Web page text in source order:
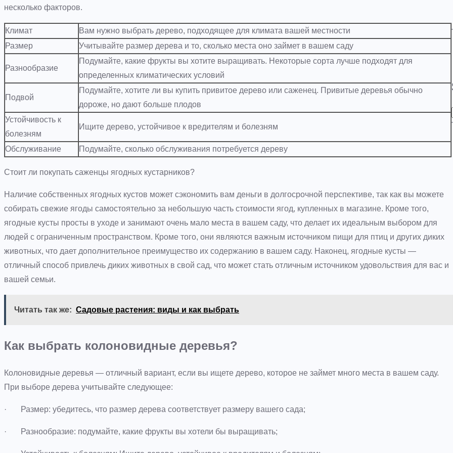
несколько факторов.
Климат
Вам нужно выбрать дерево, подходящее для климата вашей местности
Размер
Учитывайте размер дерева и то, сколько места оно займет в вашем саду
Разнообразие
Подумайте, какие фрукты вы хотите выращивать. Некоторые сорта лучше подходят для
определенных климатических условий
Подвой
Подумайте, хотите ли вы купить привитое дерево или саженец. Привитые деревья обычно
дороже, но дают больше плодов
Устойчивость к
болезням
Ищите дерево, устойчивое к вредителям и болезням
Обслуживание Подумайте, сколько обслуживания потребуется дереву
Стоит ли покупать саженцы ягодных кустарников?
Наличие собственных ягодных кустов может сэкономить вам деньги в долгосрочной перспективе, так как вы можете
собирать свежие ягоды самостоятельно за небольшую часть стоимости ягод, купленных в магазине. Кроме того,
ягодные кусты просты в уходе и занимают очень мало места в вашем саду, что делает их идеальным выбором для
людей с ограниченным пространством. Кроме того, они являются важным источником пищи для птиц и других диких
животных, что дает дополнительное преимущество их содержанию в вашем саду. Наконец, ягодные кусты —
отличный способ привлечь диких животных в свой сад, что может стать отличным источником удовольствия для вас и
вашей семьи.
Читать так же: Садовые растения: виды и как выбрать
Как выбрать колоновидные деревья?
Колоновидные деревья — отличный вариант, если вы ищете дерево, которое не займет много места в вашем саду.
При выборе дерева учитывайте следующее:
· Размер: убедитесь, что размер дерева соответствует размеру вашего сада;
· Разнообразие: подумайте, какие фрукты вы хотели бы выращивать;
r